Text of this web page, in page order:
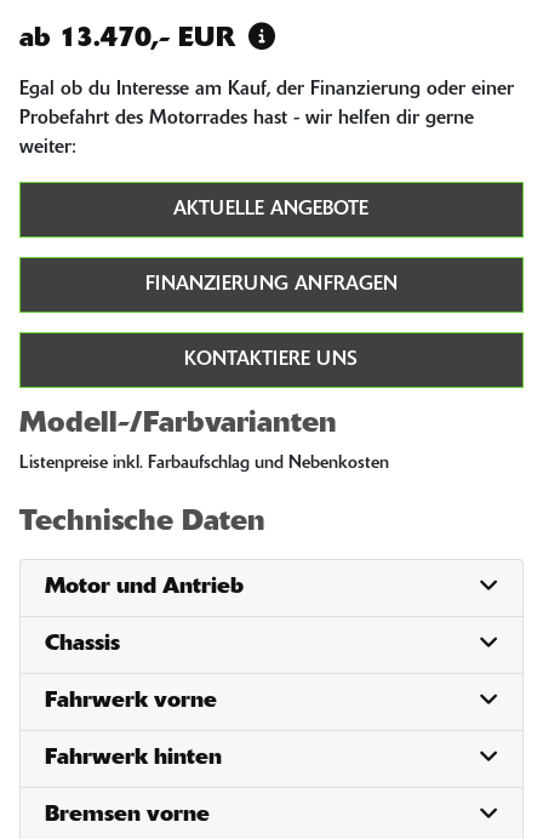
Modell-/Farbvarianten
Listenpreise inkl. Farbaufschlag und Nebenkosten
Technische Daten
Motor und Antrieb
Chassis
Fahrwerk vorne
Fahrwerk hinten
Bremsen vorne
ab 13.470,- EUR
Egal ob du Interesse am Kauf, der Finanzierung oder einer
Probefahrt des Motorrades hast - wir helfen dir gerne
weiter:
AKTUELLE ANGEBOTE
FINANZIERUNG ANFRAGEN
KONTAKTIERE UNS